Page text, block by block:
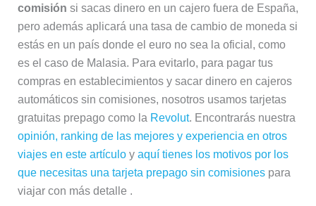
comisión si sacas dinero en un cajero fuera de España,
pero además aplicará una tasa de cambio de moneda si
estás en un país donde el euro no sea la oficial, como
es el caso de Malasia. Para evitarlo, para pagar tus
compras en establecimientos y sacar dinero en cajeros
automáticos sin comisiones, nosotros usamos tarjetas
gratuitas prepago como la Revolut. Encontrarás nuestra
opinión, ranking de las mejores y experiencia en otros
viajes en este artículoy aquí tienes los motivos por los
que necesitas una tarjeta prepago sin comisionespara
viajar con más detalle .